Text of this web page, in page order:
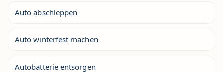
Auto abschleppen
Auto winterfest machen
Autobatterie entsorgen